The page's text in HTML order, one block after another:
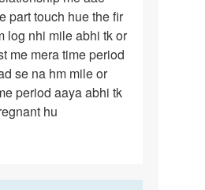
part touch hue the fir
log nhi mile abhi tk or
me mera time period
se na hm mile or
period aaya abhi tk
hu